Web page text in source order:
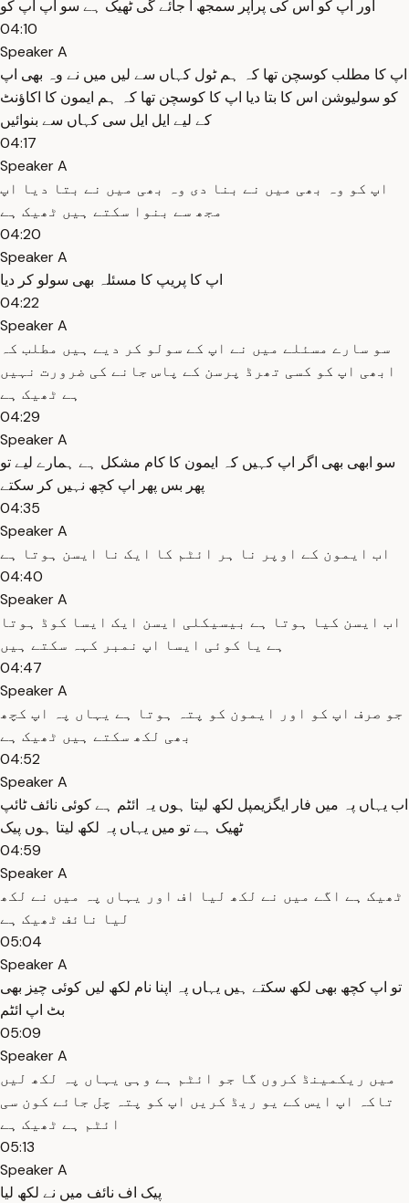
اور اپ کو اس کی پراپر سمجھ ا جائے گی ٹھیک ہے سو اپ اپ کو
04:10
Speaker A
اپ کا مطلب کوسچن تھا کہ ہم ٹول کہاں سے لیں میں نے وہ بھی اپ
کو سولیوشن اس کا بتا دیا اپ کا کوسچن تھا کہ ہم ایمون کا اکاؤنٹ
کے لیے ایل ایل سی کہاں سے بنوائیں
04:17
Speaker A
اپ کو وہ بھی میں نے بنا دی وہ بھی میں نے بتا دیا اپ
مجھ سے بنوا سکتے ہیں ٹھیک ہے
04:20
Speaker A
اپ کا پریپ کا مسئلہ بھی سولو کر دیا
04:22
Speaker A
سو سارے مسئلے میں نے اپ کے سولو کر دیے ہیں مطلب کہ
ابھی اپ کو کسی تھرڈ پرسن کے پاس جانے کی ضرورت نہیں
ہے ٹھیک ہے
04:29
Speaker A
سو ابھی بھی اگر اپ کہیں کہ ایمون کا کام مشکل ہے ہمارے لیے تو
پھر بس پھر اپ کچھ نہیں کر سکتے
04:35
Speaker A
اب ایمون کے اوپر نا ہر ائٹم کا ایک نا ایسن ہوتا ہے
04:40
Speaker A
اب ایسن کیا ہوتا ہے بیسیکلی ایسن ایک ایسا کوڈ ہوتا
ہے یا کوئی ایسا اپ نمبر کہہ سکتے ہیں
04:47
Speaker A
جو صرف اپ کو اور ایمون کو پتہ ہوتا ہے یہاں پہ اپ کچھ
بھی لکھ سکتے ہیں ٹھیک ہے
04:52
Speaker A
اب یہاں پہ میں فار ایگزیمپل لکھ لیتا ہوں یہ ائٹم ہے کوئی نائف ٹائپ
ٹھیک ہے تو میں یہاں پہ لکھ لیتا ہوں پیک
04:59
Speaker A
ٹھیک ہے اگے میں نے لکھ لیا اف اور یہاں پہ میں نے لکھ
لیا نائف ٹھیک ہے
05:04
Speaker A
تو اپ کچھ بھی لکھ سکتے ہیں یہاں پہ اپنا نام لکھ لیں کوئی چیز بھی
بٹ اپ ائٹم
05:09
Speaker A
میں ریکمینڈ کروں گا جو ائٹم ہے وہی یہاں پہ لکھ لیں
تاکہ اپ ایس کے یو ریڈ کریں اپ کو پتہ چل جائے کون سی
ائٹم ہے ٹھیک ہے
05:13
Speaker A
پیک اف نائف میں نے لکھ لیا